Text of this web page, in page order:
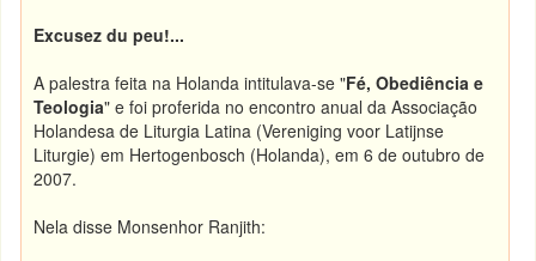
Excusez du peu!...
A palestra feita na Holanda intitulava-se "Fé, Obediência e
Teologia" e foi proferida no encontro anual da Associação
Holandesa de Liturgia Latina (Vereniging voor Latijnse
Liturgie) em Hertogenbosch (Holanda), em 6 de outubro de
2007.
Nela disse Monsenhor Ranjith: